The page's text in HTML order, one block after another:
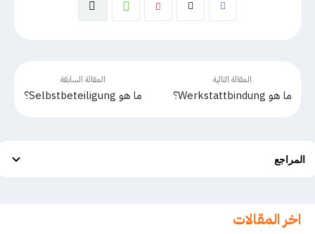
المقالة السابقة
ما هو Selbstbeteiligung؟
المقالة التالية
ما هو Werkstattbindung؟
المراجع
اخر المقالات